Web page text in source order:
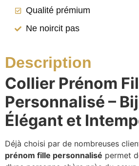
Qualité prémium
Ne noircit pas
Description
Collier Prénom
Personnalisé –
Élégant et
Déjà choisi par de nombreuses
prénom fille personnalisé permet